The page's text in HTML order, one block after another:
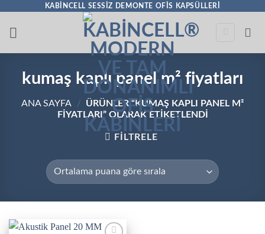
KABINCELL SESSIZ DEMONTE OFIS KAPSÜLLERI
kumaş kaplı panel m² fiyatları
ANA SAYFA /
ÜRÜNLER “KUMAŞ KAPLI PANEL M²
FIYATLARI” OLARAK ETIKETLENDI
FILTRELE